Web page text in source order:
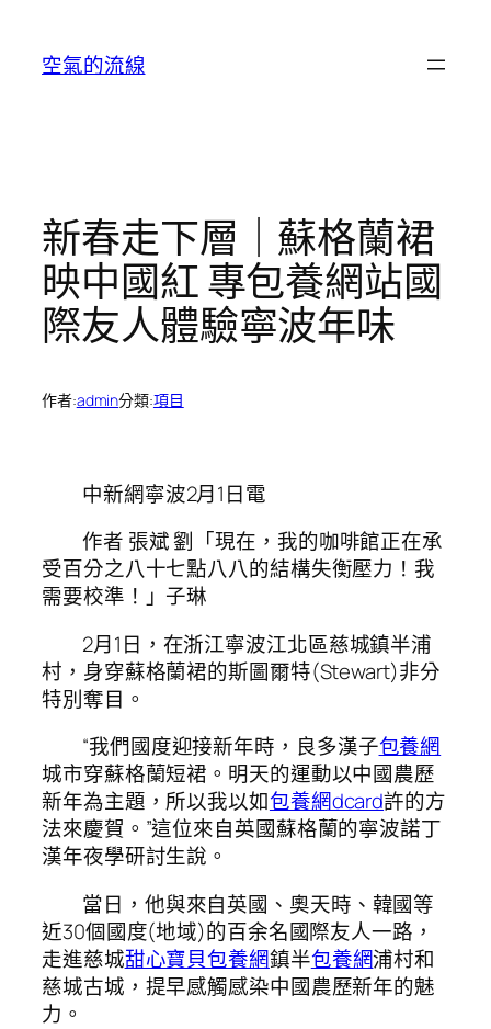
空氣的流線
新春走下層｜蘇格蘭裙
映中國紅 專包養網站國
際友人體驗寧波年味
作者:admin分類:項目
中新網寧波2月1日電
作者 張斌 劉「現在，我的咖啡館正在承
受百分之八十七點八八的結構失衡壓力！我
需要校準！」子琳
2月1日，在浙江寧波江北區慈城鎮半浦
村，身穿蘇格蘭裙的斯圖爾特(Stewart)非分
特別奪目。
“我們國度迎接新年時，良多漢子包養網
城市穿蘇格蘭短裙。明天的運動以中國農歷
新年為主題，所以我以如包養網dcard許的方
法來慶賀。”這位來自英國蘇格蘭的寧波諾丁
漢年夜學研討生說。
當日，他與來自英國、奧天時、韓國等
近30個國度(地域)的百余名國際友人一路，
走進慈城甜心寶貝包養網鎮半包養網浦村和
慈城古城，提早感觸感染中國農歷新年的魅
力。